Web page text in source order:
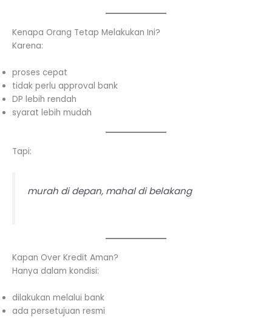
Kenapa Orang Tetap Melakukan Ini?
Karena:
proses cepat
tidak perlu approval bank
DP lebih rendah
syarat lebih mudah
Tapi:
murah di depan, mahal di belakang
Kapan Over Kredit Aman?
Hanya dalam kondisi:
dilakukan melalui bank
ada persetujuan resmi